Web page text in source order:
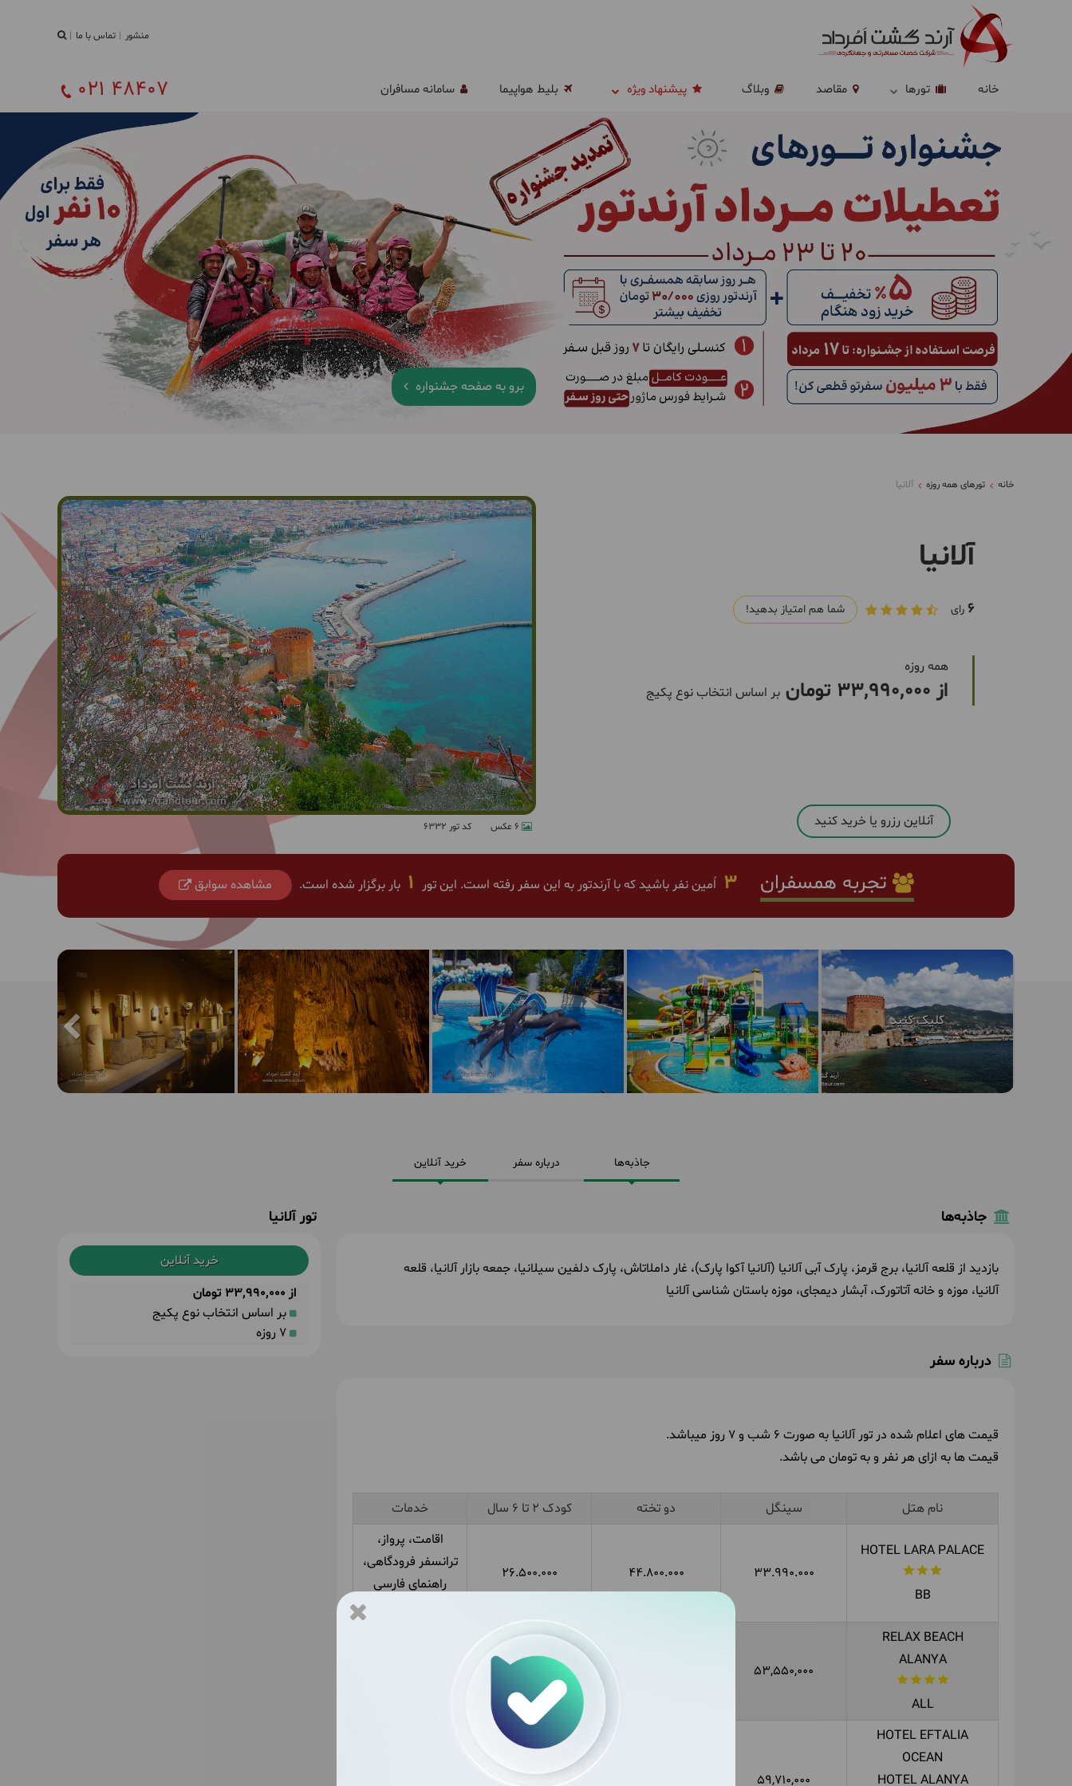
منشور تماس با ما
خانه تورها مقاصد وبلاگ پیشنهاد ویژه بلیط هواپیما سامانه مسافران 021 48407
برو به صفحه جشنواره
خانه تورهای همه روزه آلانیا
کد تور 6332
آلانیا
6 رای شما هم امتیاز بدهید!
همه روزه
از 33,990,000 تومان بر اساس انتخاب نوع پکیج
آنلاین رزرو یا خرید کنید
تجربه همسفران 3 اٌمین نفر باشید که با آرندتور به این سفر رفته است. این تور 1 بار برگزار شده است. مشاهده سوابق
جاذبه‌ها درباره سفر خرید آنلاین
جاذبه‌ها
بازدید از قلعه آلانیا، برج قرمز، پارک آبی آلانیا (آلانیا آکوا پارک)، غار داملاتاش، پارک دلفین سیلانیا، جمعه بازار آلانیا، قلعه
آلانیا، موزه و خانه آتاتورک، آبشار دیمجای، موزه باستان شناسی آلانیا
درباره سفر
قیمت های اعلام شده در تور آلانیا به صورت 6 شب و 7 روز میباشد.
قیمت ها به ازای هر نفر و به تومان می باشد.
نام هتل سینگل دو تخته کودک 2 تا 6 سال خدمات
HOTEL LARA PALACE
BB
33.990.000
44.800.000
26.500.000
اقامت، پرواز،
ترانسفر فرودگاهی،
راهنمای فارسی
RELAX BEACH
ALANYA
ALL
53,550,000
HOTEL EFTALIA
OCEAN
HOTEL ALANYA
59,710,000
تور آلانیا
خرید آنلاین
از 33,990,000 تومان
بر اساس انتخاب نوع پکیج